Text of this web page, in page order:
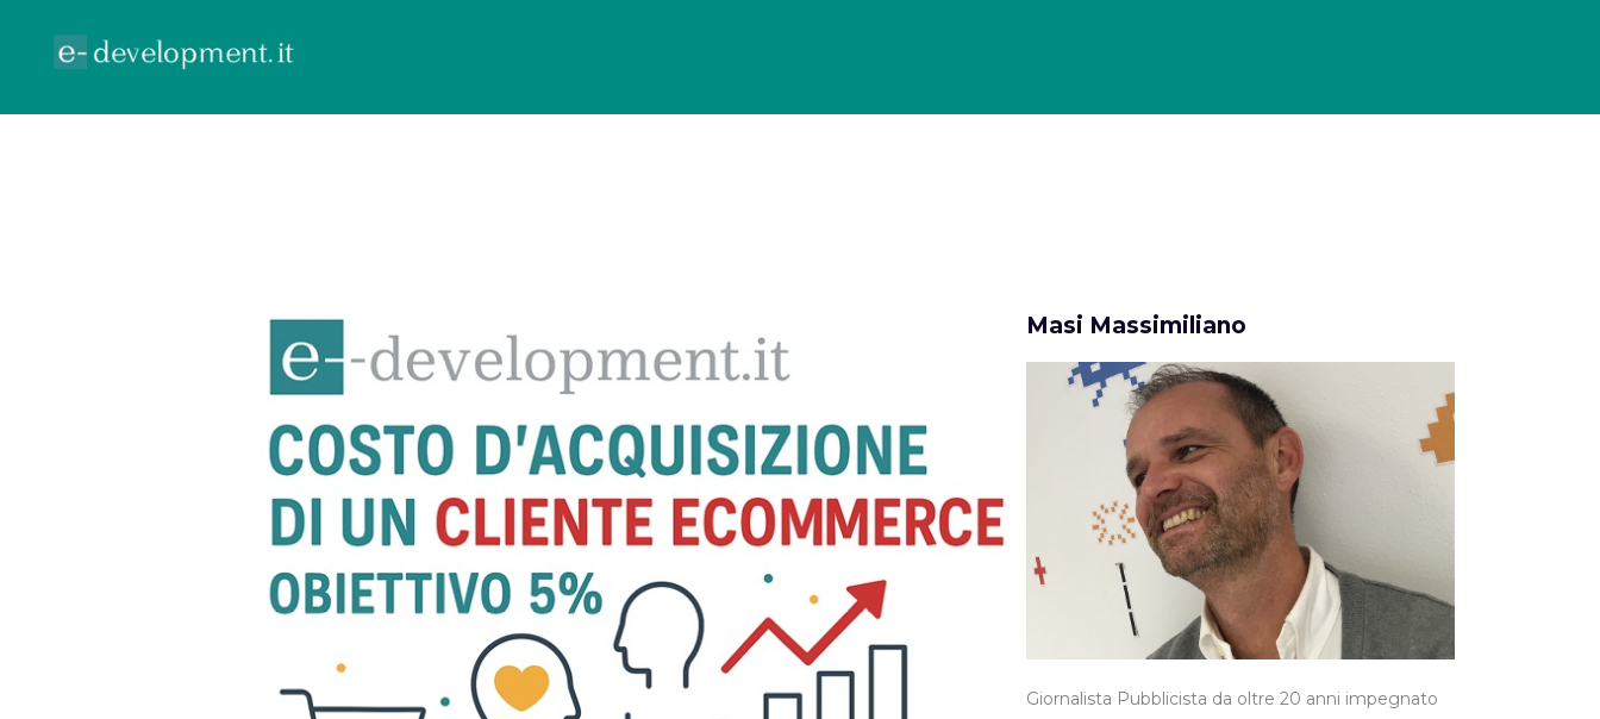
Masi Massimiliano
Giornalista Pubblicista da oltre 20 anni impegnato